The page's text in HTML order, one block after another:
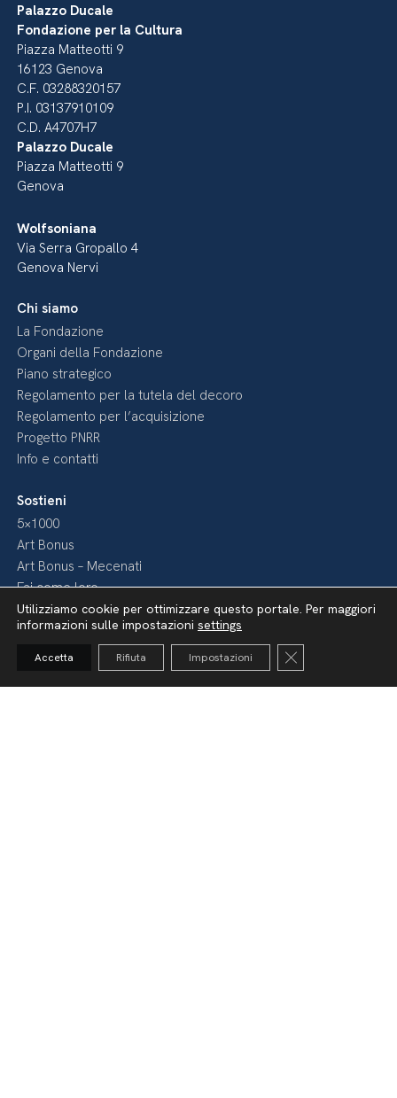
Palazzo Ducale
Fondazione per la Cultura
Piazza Matteotti 9
16123 Genova
C.F. 03288320157
P.I. 03137910109
C.D. A4707H7
Palazzo Ducale
Piazza Matteotti 9
Genova
Wolfsoniana
Via Serra Gropallo 4
Genova Nervi
Chi siamo
La Fondazione
Organi della Fondazione
Piano strategico
Regolamento per la tutela del decoro
Regolamento per l’acquisizione
Progetto PNRR
Info e contatti
Sostieni
5×1000
Art Bonus
Art Bonus – Mecenati
Fai come loro
Diventa nostro Sponsor
Media
Utilizziamo cookie per ottimizzare questo portale. Per maggiori
informazioni sulle impostazioni settings
Accetta Rifiuta Impostazioni Close GDPR